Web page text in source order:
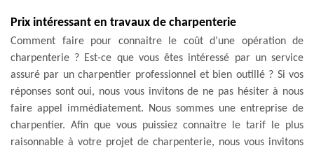
Prix intéressant en travaux de charpenterie
Comment faire pour connaitre le coût d’une opération de
charpenterie ? Est-ce que vous êtes intéressé par un service
assuré par un charpentier professionnel et bien outillé ? Si vos
réponses sont oui, nous vous invitons de ne pas hésiter à nous
faire appel immédiatement. Nous sommes une entreprise de
charpentier. Afin que vous puissiez connaitre le tarif le plus
raisonnable à votre projet de charpenterie, nous vous invitons